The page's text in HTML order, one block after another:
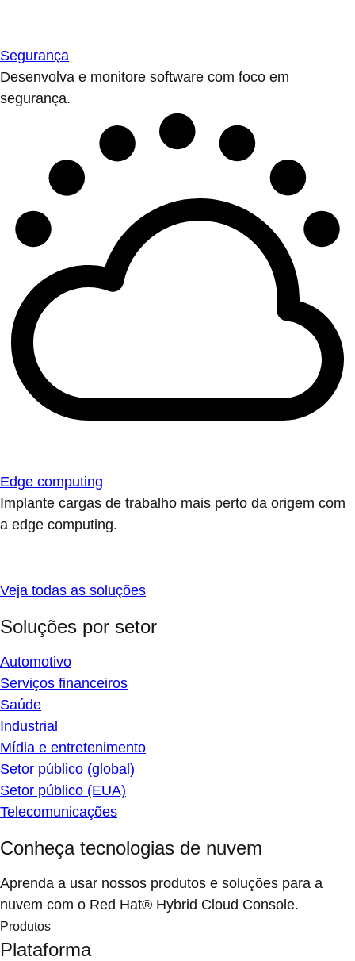
Segurança
Desenvolva e monitore software com foco em
segurança.
Edge computing
Implante cargas de trabalho mais perto da origem com
a edge computing.
Veja todas as soluções
Soluções por setor
Automotivo
Serviços financeiros
Saúde
Industrial
Mídia e entretenimento
Setor público (global)
Setor público (EUA)
Telecomunicações
Conheça tecnologias de nuvem
Aprenda a usar nossos produtos e soluções para a
nuvem com o Red Hat® Hybrid Cloud Console.
Produtos
Plataforma